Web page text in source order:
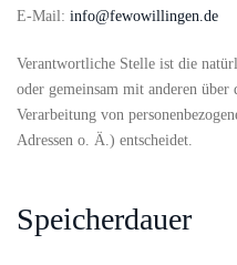
E-Mail: info@fewowillingen.de
Verantwortliche Stelle ist die
oder gemeinsam mit anderen
Verarbeitung von
Adressen o. Ä.) entscheidet.
Speicherdauer